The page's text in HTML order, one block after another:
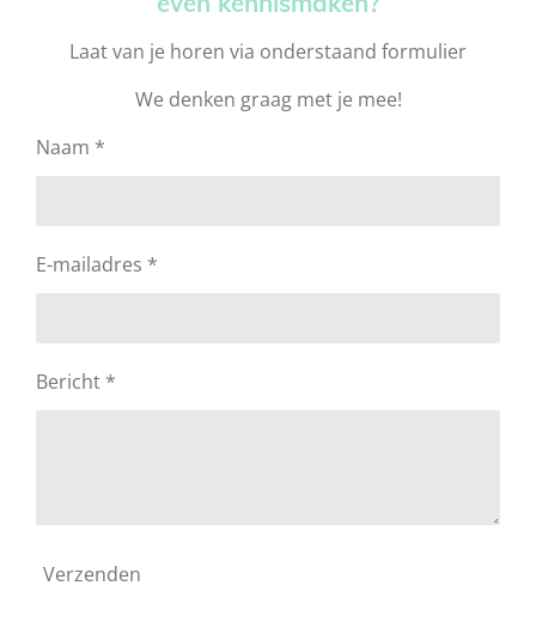
Laat van je horen via onderstaand formulier
We denken graag met je mee!
Naam *
E-mailadres *
Bericht *
Verzenden